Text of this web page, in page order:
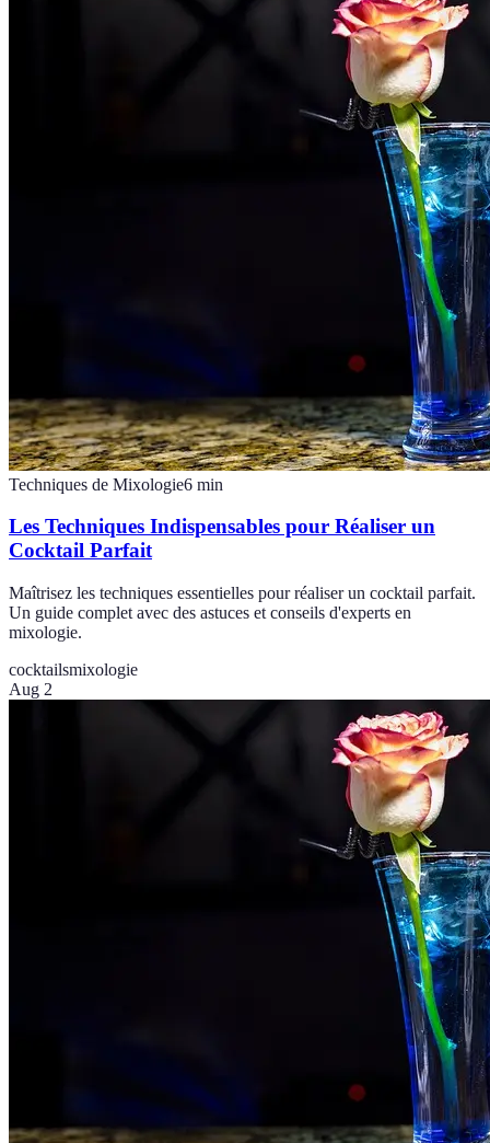
Techniques de Mixologie6 min
Les Techniques Indispensables pour Réaliser un
Cocktail Parfait
Maîtrisez les techniques essentielles pour réaliser un cocktail parfait.
Un guide complet avec des astuces et conseils d'experts en
mixologie.
cocktailsmixologie
Aug 2